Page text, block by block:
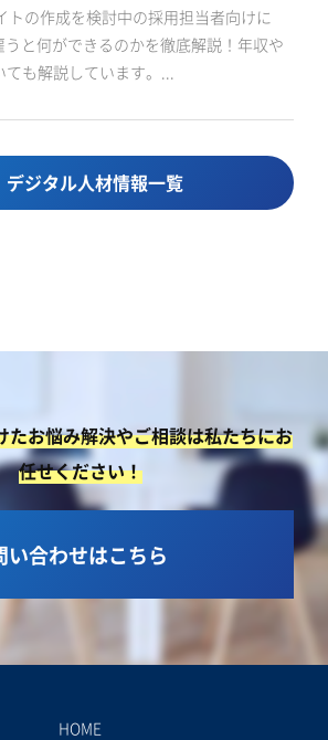
トの作成を検討中の採用担当者向けに
と何ができるのかを徹底解説！年収や
も解説しています。...
デジタル人材情報一覧
たお悩み解決やご相談は私たちにお
任せください！
い合わせはこちら
HOME